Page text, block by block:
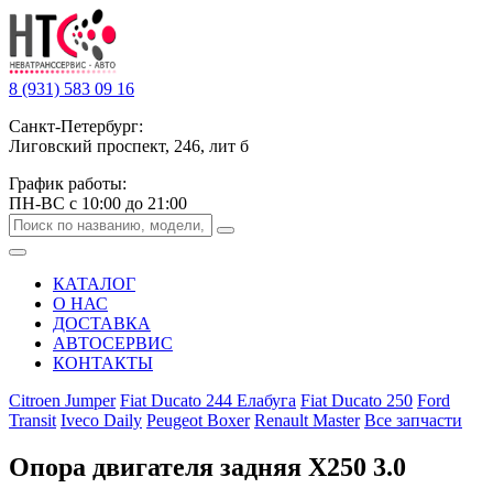
8 (931) 583 09 16
Санкт-Петербург:
Лиговский проспект, 246, лит б
График работы:
ПН-ВС с 10:00 до 21:00
КАТАЛОГ
О НАС
ДОСТАВКА
АВТОСЕРВИС
КОНТАКТЫ
Citroen Jumper Fiat Ducato 244 Елабуга Fiat Ducato 250 Ford
Transit Iveco Daily Peugeot Boxer Renault Master Все запчасти
Опора двигателя задняя Х250 3.0